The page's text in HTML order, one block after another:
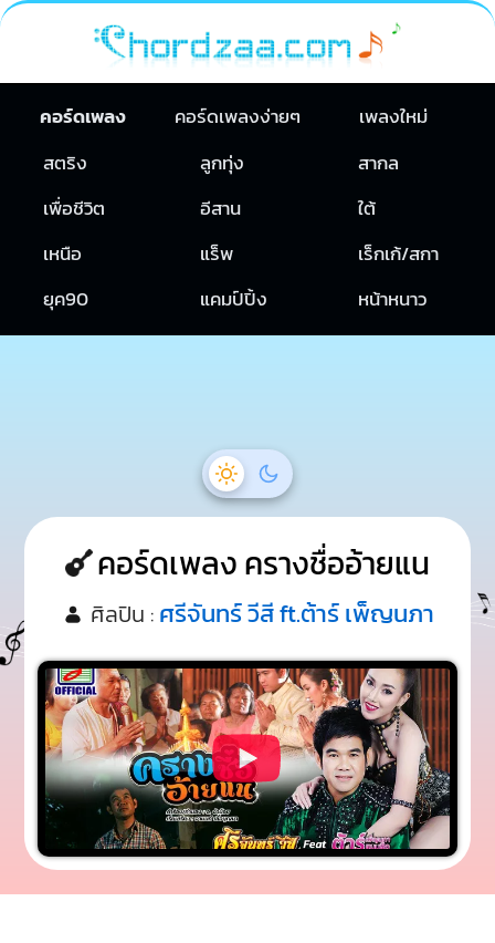
คอร์ดเพลง คอร์ดเพลงง่ายๆ
เพลงใหม่
สตริง
ลูกทุ่ง
สากล
เพื่อชีวิต
อีสาน
ใต้
เหนือ
แร็พ
เร็กเก้/สกา
ยุค90
แคมป์ปิ้ง หน้าหนาว
คอร์ดเพลง ครางชื่ออ้ายแน
ศิลปิน : ศรีจันทร์ วีสี ft.ต้าร์ เพ็ญนภา